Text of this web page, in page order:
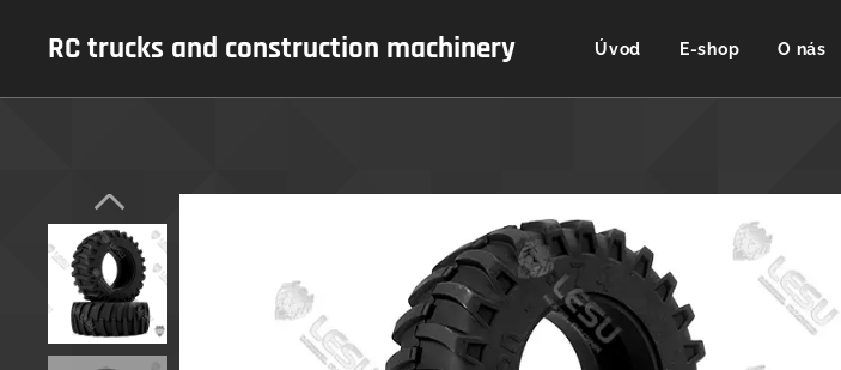
RC trucks and construction machinery Úvod E-shop O nás